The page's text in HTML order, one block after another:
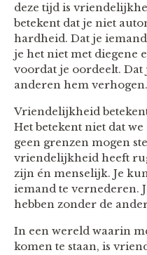
deze tijd is
betekent dat je niet
hardheid. Dat je
je het niet met diegene
voordat je oordeelt. Dat
anderen hem verhogen.
Vriendelijkheid
Het betekent niet dat
geen grenzen mogen
vriendelijkheid heeft
zijn én menselijk. Je
iemand te vernederen.
hebben zonder de
In een wereld waarin
komen te staan, is